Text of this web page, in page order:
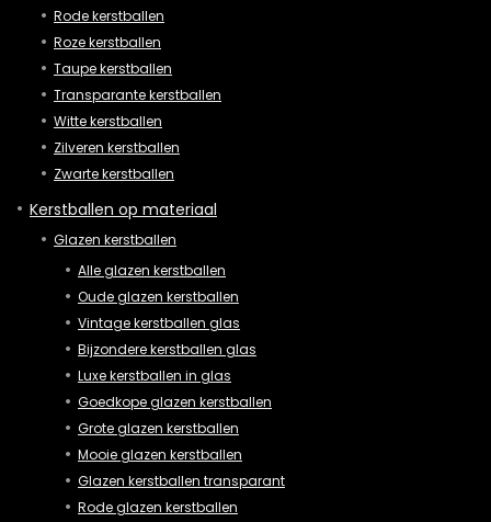
Rode kerstballen
Roze kerstballen
Taupe kerstballen
Transparante kerstballen
Witte kerstballen
Zilveren kerstballen
Zwarte kerstballen
Kerstballen op materiaal
Glazen kerstballen
Alle glazen kerstballen
Oude glazen kerstballen
Vintage kerstballen glas
Bijzondere kerstballen glas
Luxe kerstballen in glas
Goedkope glazen kerstballen
Grote glazen kerstballen
Mooie glazen kerstballen
Glazen kerstballen transparant
Rode glazen kerstballen